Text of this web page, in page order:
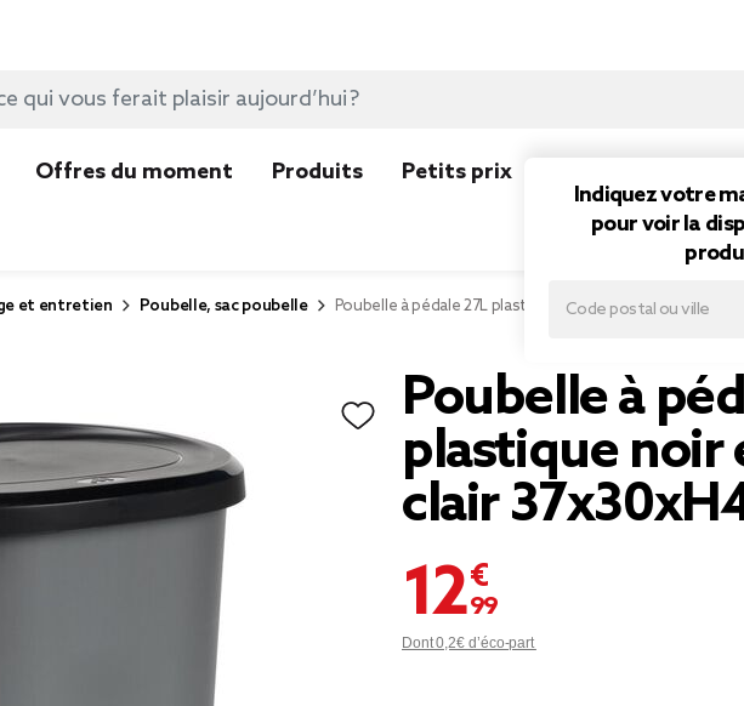
Indiquez votre
pour voir la
Offres du moment Produits Petits prix
et entretien Poubelle, sac poubelle Poubelle à pédale 27L plastique noir et gris clair
Poubelle à
plastique noir
clair
12,99 €
Dont 0,2€ d’éco-part